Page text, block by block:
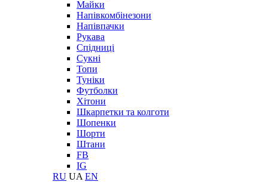
Майки
Напівкомбінезони
Напівпачки
Рукава
Спідниці
Сукні
Топи
Туніки
Футболки
Хітони
Шкарпетки та колготи
Шопенки
Шорти
Штани
FB
IG
RU UA EN